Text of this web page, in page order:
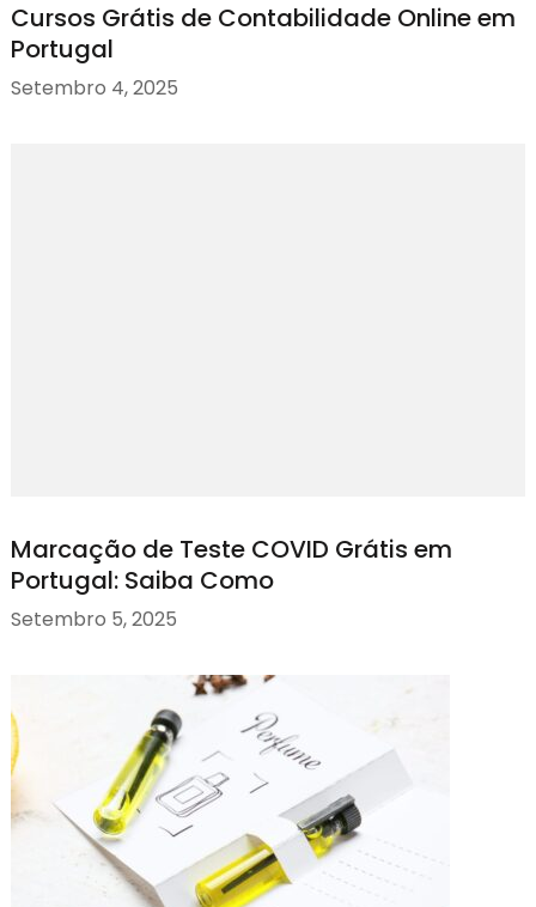
Cursos Grátis de Contabilidade Online em
Portugal
Setembro 4, 2025
Marcação de Teste COVID Grátis em
Portugal: Saiba Como
Setembro 5, 2025